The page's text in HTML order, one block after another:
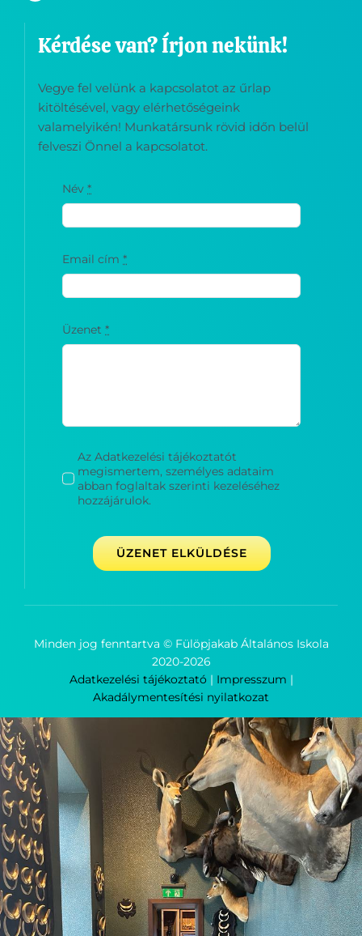
Kérdése van? Írjon nekünk!
Vegye fel velünk a kapcsolatot az űrlap
kitöltésével, vagy elérhetőségeink
valamelyikén! Munkatársunk rövid időn belül
felveszi Önnel a kapcsolatot.
Név*
Email cím*
Üzenet*
Az Adatkezelési tájékoztatót
megismertem, személyes adataim
abban foglaltak szerinti kezeléséhez
hozzájárulok.
ÜZENET ELKÜLDÉSE
Minden jog fenntartva © Fülöpjakab Általános Iskola
2020-2026
Adatkezelési tájékoztató | Impresszum |
Akadálymentesítési nyilatkozat